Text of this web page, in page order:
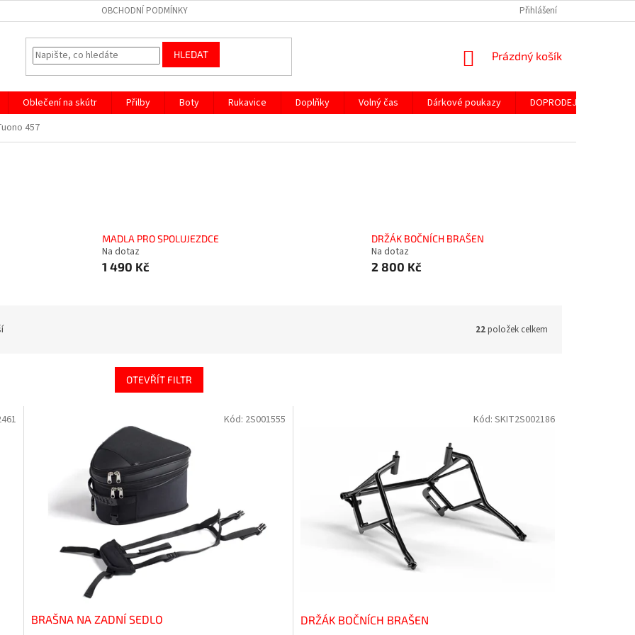
OBCHODNÍ PODMÍNKY Přihlášení
HLEDAT
NÁKUPNÍ
Prázdný košík
Oblečení na skútr Přilby Boty Rukavice Doplňky Volný čas Dárkové poukazy DOPRODEJ ND
457
MADLA PRO SPOLUJEZDCE
Na dotaz
1 490 Kč
DRŽÁK BOČNÍCH BRAŠEN
Na dotaz
2 800 Kč
22položek celkem
OTEVŘÍT FILTR
BRAŠNA NA ZADNÍ SEDLO
Kód: 2S001555
DRŽÁK BOČNÍCH BRAŠEN
Kód: SKIT2S002186